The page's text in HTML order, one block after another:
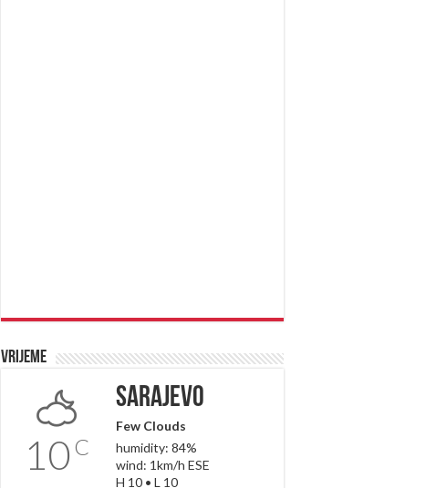
Vrijeme
10 C
Sarajevo
Few Clouds
humidity: 84%
wind: 1km/h ESE
H 10 • L 10